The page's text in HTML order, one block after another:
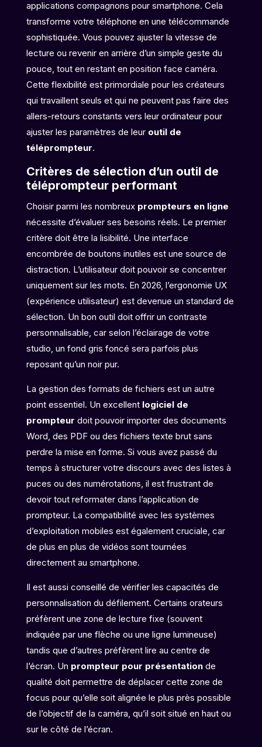
applications compagnons pour smartphone. Cela
transforme votre téléphone en une télécommande
sophistiquée. Vous pouvez ajuster la vitesse de
lecture ou revenir en arrière d’un simple geste du
pouce, tout en restant en position face caméra.
Cette flexibilité est primordiale pour les créateurs
qui travaillent seuls et qui ne peuvent pas faire des
allers-retours constants vers leur ordinateur pour
ajuster les paramètres de leur outil de
téléprompteur.
Critères de sélection d’un outil de
téléprompteur performant
Choisir parmi les nombreux prompteurs en ligne
nécessite d’évaluer ses besoins réels. Le premier
critère doit être la lisibilité. Une interface
encombrée de boutons inutiles est une source de
distraction. L’utilisateur doit pouvoir se concentrer
uniquement sur les mots. En 2026, l’ergonomie UX
(expérience utilisateur) est devenue un standard de
sélection. Un bon outil doit offrir un contraste
personnalisable, car selon l’éclairage de votre
studio, un fond gris foncé sera parfois plus
reposant qu’un noir pur.
La gestion des formats de fichiers est un autre
point essentiel. Un excellent logiciel de
prompteur doit pouvoir importer des documents
Word, des PDF ou des fichiers texte brut sans
perdre la mise en forme. Si vous avez passé du
temps à structurer votre discours avec des listes à
puces ou des numérotations, il est frustrant de
devoir tout reformater dans l’application de
prompteur. La compatibilité avec les systèmes
d’exploitation mobiles est également cruciale, car
de plus en plus de vidéos sont tournées
directement au smartphone.
Il est aussi conseillé de vérifier les capacités de
personnalisation du défilement. Certains orateurs
préfèrent une zone de lecture fixe (souvent
indiquée par une flèche ou une ligne lumineuse)
tandis que d’autres préfèrent lire au centre de
l’écran. Un prompteur pour présentationde
qualité doit permettre de déplacer cette zone de
focus pour qu’elle soit alignée le plus près possible
de l’objectif de la caméra, qu’il soit situé en haut ou
sur le côté de l’écran.